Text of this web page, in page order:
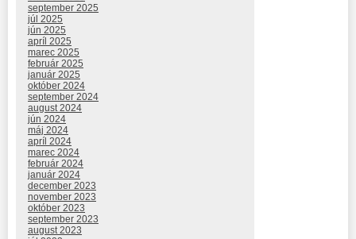
september 2025
júl 2025
jún 2025
apríl 2025
marec 2025
február 2025
január 2025
október 2024
september 2024
august 2024
jún 2024
máj 2024
apríl 2024
marec 2024
február 2024
január 2024
december 2023
november 2023
október 2023
september 2023
august 2023